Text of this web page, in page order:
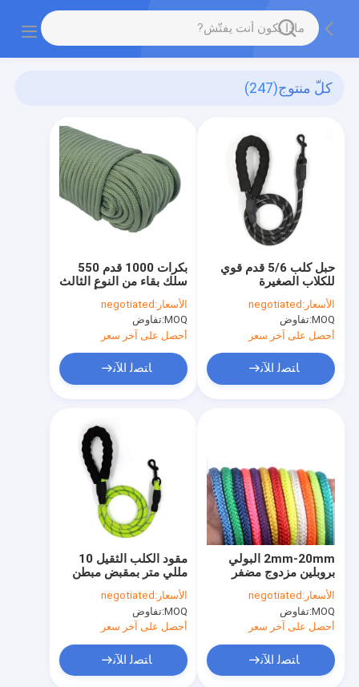
كلّ منتوج(247)
بكرات 1000 قدم 550
سلك بقاء من النوع الثالث
7 ستراند عسكري أخضر
الأسعار: negotiated
MOQ: تفاوض
أحصل على آخر سعر
ﺎﺘﺼﻟ ﺍﻶﻧ
حبل كلب 5/6 قدم قوي
للكلاب الصغيرة
والمتوسطة والكبيرة
الأسعار: negotiated
MOQ: تفاوض
أحصل على آخر سعر
ﺎﺘﺼﻟ ﺍﻶﻧ
مقود الكلب الثقيل 10
مللي متر بمقبض مبطن
مريح وخيوط عاكسة
للغاية
الأسعار: negotiated
MOQ: تفاوض
أحصل على آخر سعر
ﺎﺘﺼﻟ ﺍﻶﻧ
2mm-20mm البولي
بروبلين مزدوج مضفر
البوليستر حبل المقاومة
للأشعة فوق البنفسجية
الأسعار: negotiated
MOQ: تفاوض
أحصل على آخر سعر
ﺎﺘﺼﻟ ﺍﻶﻧ